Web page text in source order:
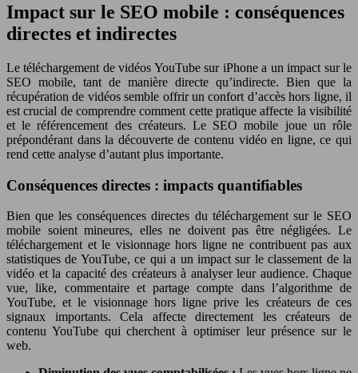
Impact sur le SEO mobile : conséquences
directes et indirectes
Le téléchargement de vidéos YouTube sur iPhone a un impact sur le
SEO mobile, tant de manière directe qu’indirecte. Bien que la
récupération de vidéos semble offrir un confort d’accès hors ligne, il
est crucial de comprendre comment cette pratique affecte la visibilité
et le référencement des créateurs. Le SEO mobile joue un rôle
prépondérant dans la découverte de contenu vidéo en ligne, ce qui
rend cette analyse d’autant plus importante.
Conséquences directes : impacts quantifiables
Bien que les conséquences directes du téléchargement sur le SEO
mobile soient mineures, elles ne doivent pas être négligées. Le
téléchargement et le visionnage hors ligne ne contribuent pas aux
statistiques de YouTube, ce qui a un impact sur le classement de la
vidéo et la capacité des créateurs à analyser leur audience. Chaque
vue, like, commentaire et partage compte dans l’algorithme de
YouTube, et le visionnage hors ligne prive les créateurs de ces
signaux importants. Cela affecte directement les créateurs de
contenu YouTube qui cherchent à optimiser leur présence sur le
web.